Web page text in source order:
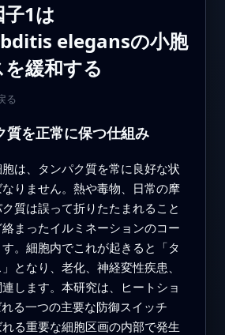
1は
elegansの小胞
緩和する
る
質を正常に保つ仕組み
は、タンパク質を常に良好な状
りません。熱や毒物、日常の摩
質は誤って折りたたまれること
まったイルミネーションのコー
。細胞内でこれが起きると「タ
となり、老化、神経変性疾患、
します。本研究は、ヒートショ
る一つの主要な防御スイッチ
る重要な細胞区画の内部で発生